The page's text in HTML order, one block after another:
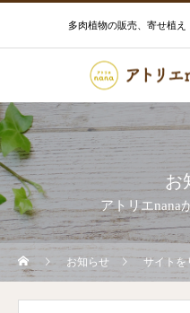
多肉植物の販売、寄せ植え
お
アトリエnana
お知らせ サイトを